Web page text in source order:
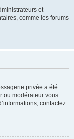
et
comme les forums
privée a été
ou modérateur vous
contactez